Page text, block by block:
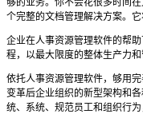
个完整的文档管理解决方案。
企业在人事资源管理软件的帮
程，以最大限度的整体生产力和
依托人事资源管理软件，够用
变革后企业组织的新型架构和
统、系统、规范员工和组织行